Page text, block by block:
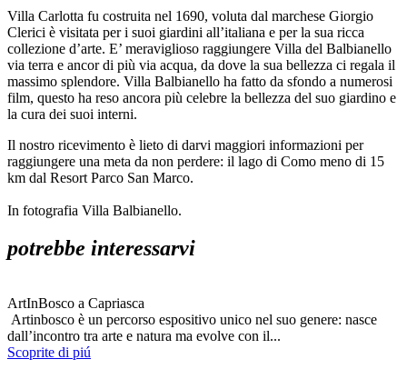
Villa Carlotta fu costruita nel 1690, voluta dal marchese Giorgio
Clerici è visitata per i suoi giardini all’italiana e per la sua ricca
collezione d’arte. E’ meraviglioso raggiungere Villa del Balbianello
via terra e ancor di più via acqua, da dove la sua bellezza ci regala il
massimo splendore. Villa Balbianello ha fatto da sfondo a numerosi
film, questo ha reso ancora più celebre la bellezza del suo giardino e
la cura dei suoi interni.
Il nostro ricevimento è lieto di darvi maggiori informazioni per
raggiungere una meta da non perdere: il lago di Como meno di 15
km dal Resort Parco San Marco.
In fotografia Villa Balbianello.
potrebbe interessarvi
ArtInBosco a Capriasca
Artinbosco è un percorso espositivo unico nel suo genere: nasce
dall’incontro tra arte e natura ma evolve con il...
Scoprite di piú